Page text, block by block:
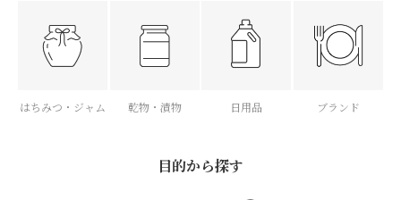
はちみつ・ジャム 乾物・漬物 日用品 ブランド
目的から探す